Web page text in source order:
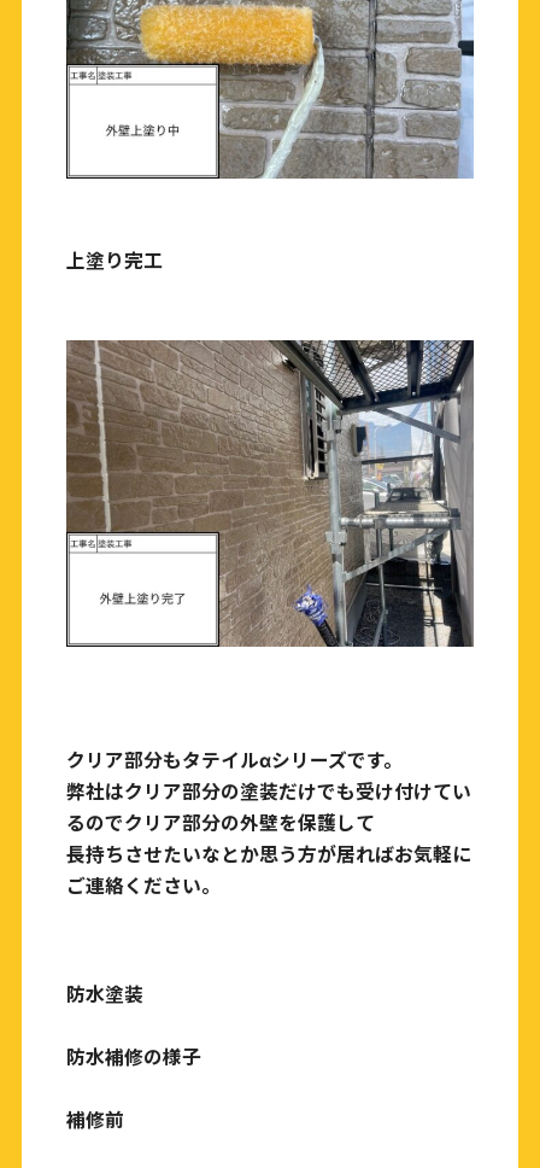
上塗り完工
クリア部分もタテイルαシリーズです。
弊社はクリア部分の塗装だけでも受け付けてい
るのでクリア部分の外壁を保護して
長持ちさせたいなとか思う方が居ればお気軽に
ご連絡ください。
防水塗装
防水補修の様子
補修前